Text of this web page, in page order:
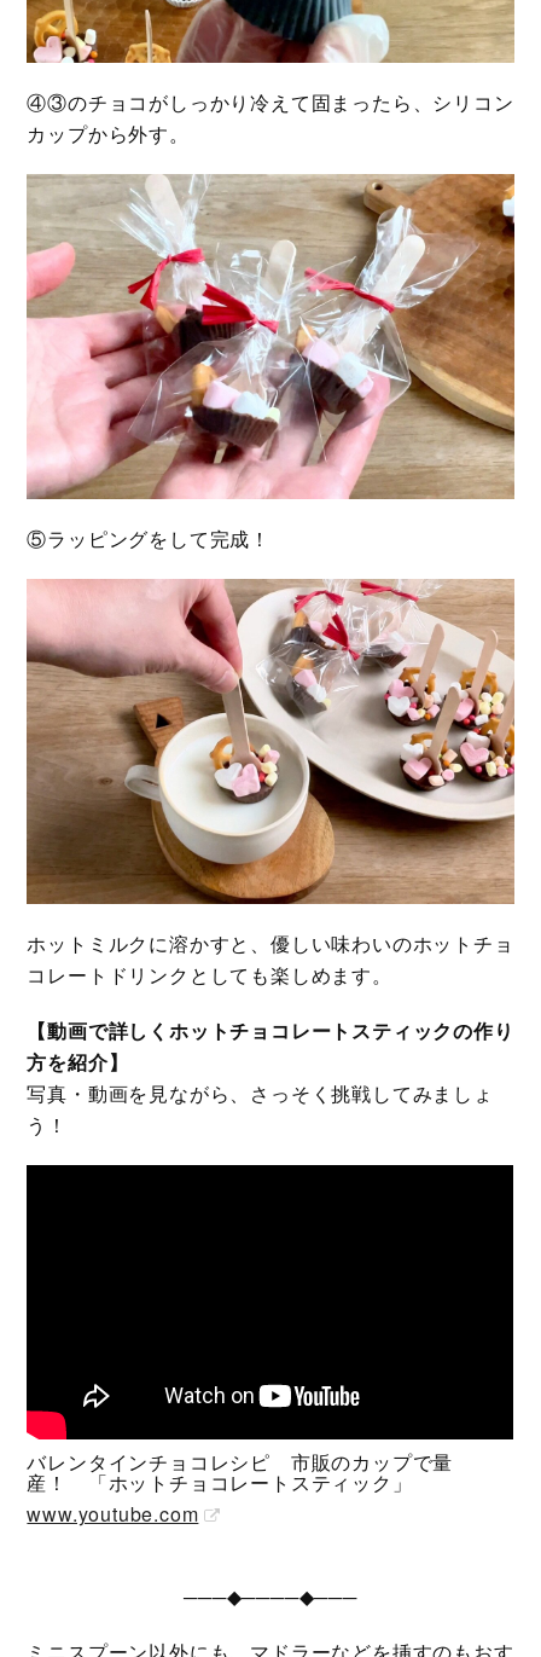
④③のチョコがしっかり冷えて固まったら、シリコン
カップから外す。
⑤ラッピングをして完成！
ホットミルクに溶かすと、優しい味わいのホットチョ
コレートドリンクとしても楽しめます。
【動画で詳しくホットチョコレートスティックの作り
方を紹介】
写真・動画を見ながら、さっそく挑戦してみましょ
う！
バレンタインチョコレシピ 市販のカップで量
産！ 「ホットチョコレートスティック」
www.youtube.com
───◆────◆───
ミニスプーン以外にも、マドラーなどを挿すのもおす